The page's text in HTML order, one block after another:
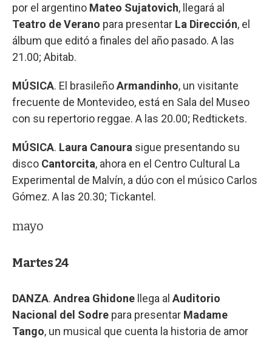
por el argentino Mateo Sujatovich, llegará al
Teatro de Verano para presentar La Dirección, el
álbum que editó a finales del año pasado. A las
21.00; Abitab.
MÚSICA. El brasileñoArmandinho, un visitante
frecuente de Montevideo, está en Sala del Museo
con su repertorio reggae. A las 20.00; Redtickets.
MÚSICA. Laura Canoura sigue presentando su
disco Cantorcita, ahora en el Centro Cultural La
Experimental de Malvín, a dúo con el músico Carlos
Gómez. A las 20.30; Tickantel.
mayo
Martes 24
DANZA. Andrea Ghidone llega al Auditorio
Nacional del Sodre para presentar Madame
Tango, un musical que cuenta la historia de amor